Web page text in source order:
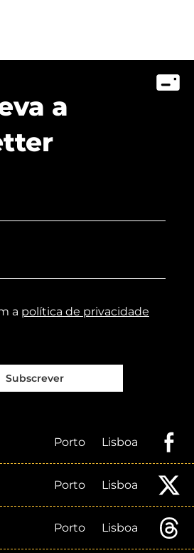
a
a política de privacidade
Subscrever
Porto Lisboa
Porto Lisboa
Porto Lisboa